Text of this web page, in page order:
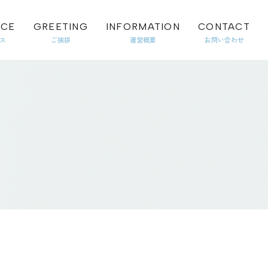
GREETING INFORMATION CONTACT